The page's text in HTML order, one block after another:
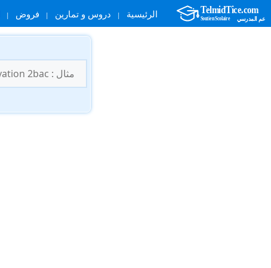
الرئيسية دروس و تمارين فروض
عن: